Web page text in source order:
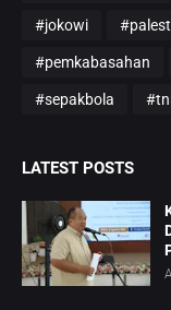
#jokowi
#pemkabasahan
#sepakbola
LATEST POSTS